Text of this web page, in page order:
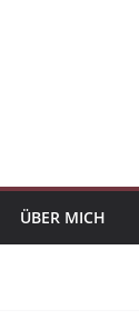
ÜBER MICH